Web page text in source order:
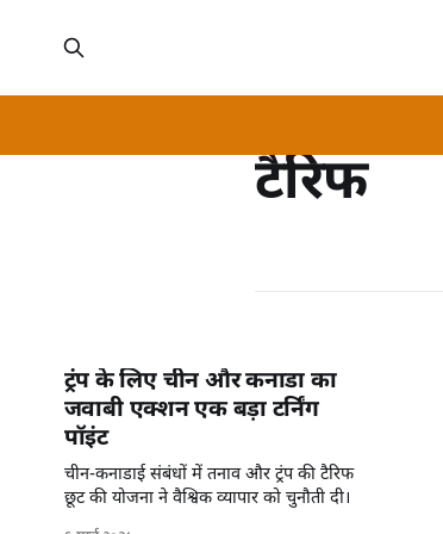
टैरिफ
ट्रंप के लिए चीन और कनाडा का
जवाबी एक्शन एक बड़ा टर्निंग
पॉइंट
चीन-कनाडाई संबंधों में तनाव और ट्रंप की टैरिफ
छूट की योजना ने वैश्विक व्यापार को चुनौती दी।